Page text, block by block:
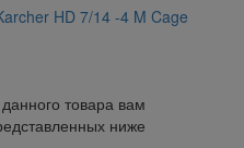
товара вам
ниже